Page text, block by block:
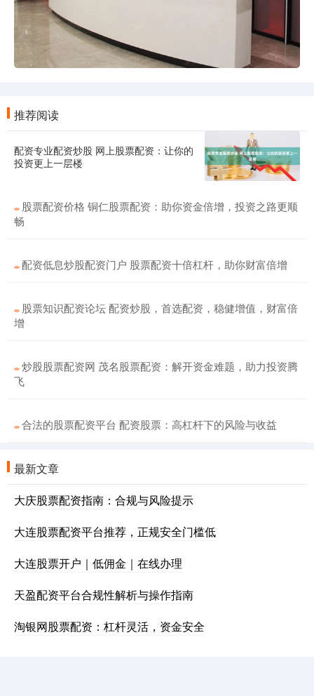
推荐阅读
配资专业配资炒股 网上股票配资：让你的
投资更上一层楼
股票配资价格 铜仁股票配资：助你资金倍增，投资之路更顺
畅
配资低息炒股配资门户 股票配资十倍杠杆，助你财富倍增
股票知识配资论坛 配资炒股，首选配资，稳健增值，财富倍
增
炒股股票配资网 茂名股票配资：解开资金难题，助力投资腾
飞
合法的股票配资平台 配资股票：高杠杆下的风险与收益
最新文章
大庆股票配资指南：合规与风险提示
大连股票配资平台推荐，正规安全门槛低
大连股票开户｜低佣金｜在线办理
天盈配资平台合规性解析与操作指南
淘银网股票配资：杠杆灵活，资金安全